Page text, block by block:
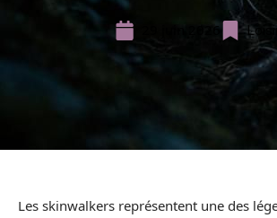
29 juin 2026
Les skinwalkers représentent une des